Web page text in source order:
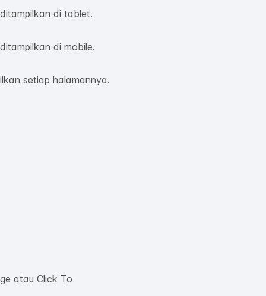
di tablet.
di mobile.
setiap halamannya.
atau Click To